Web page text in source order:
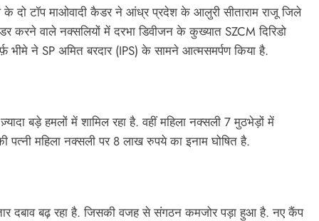
दो टॉप माओवादी कैडर ने आंध्र प्रदेश के आलुरी सीताराम राजू जिले
करने वाले नक्सलियों में दरभा डिवीजन के कुख्यात SZCM दिरिडो
ने SP अमित बरदार (IPS) के सामने आत्मसमर्पण किया है.
बड़े हमलों में शामिल रहा है. वहीं महिला नक्सली 7 मुठभेड़ों में
महिला नक्सली पर 8 लाख रुपये का इनाम घोषित है.
दबाव बढ़ रहा है. जिसकी वजह से संगठन कमजोर पड़ा हुआ है. नए कैंप